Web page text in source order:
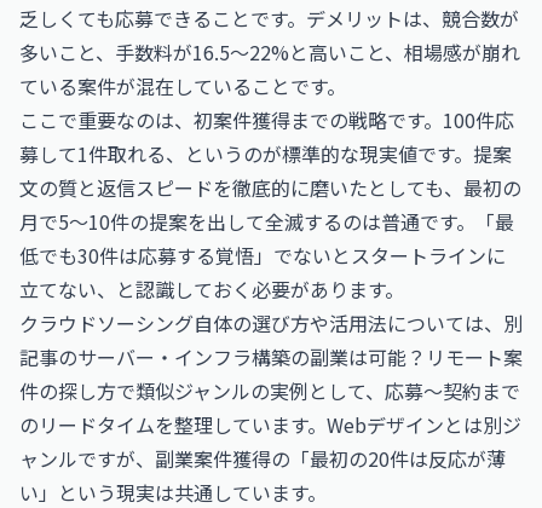
乏しくても応募できることです。デメリットは、競合数が
多いこと、手数料が16.5〜22%と高いこと、相場感が崩れ
ている案件が混在していることです。
ここで重要なのは、初案件獲得までの戦略です。100件応
募して1件取れる、というのが標準的な現実値です。提案
文の質と返信スピードを徹底的に磨いたとしても、最初の
月で5〜10件の提案を出して全滅するのは普通です。「最
低でも30件は応募する覚悟」でないとスタートラインに
立てない、と認識しておく必要があります。
クラウドソーシング自体の選び方や活用法については、別
記事のサーバー・インフラ構築の副業は可能？リモート案
件の探し方で類似ジャンルの実例として、応募〜契約まで
のリードタイムを整理しています。Webデザインとは別ジ
ャンルですが、副業案件獲得の「最初の20件は反応が薄
い」という現実は共通しています。